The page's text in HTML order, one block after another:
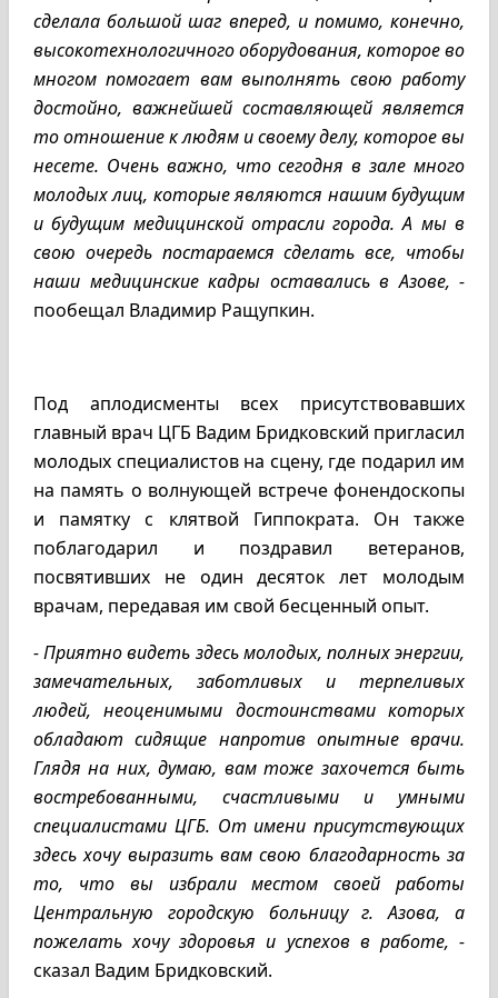
сделала большой шаг вперед, и помимо, конечно,
высокотехнологичного оборудования, которое во
многом помогает вам выполнять свою работу
достойно, важнейшей составляющей является
то отношение к людям и своему делу, которое вы
несете. Очень важно, что сегодня в зале много
молодых лиц, которые являются нашим будущим
и будущим медицинской отрасли города. А мы в
свою очередь постараемся сделать все, чтобы
наши медицинские кадры оставались в Азове, -
пообещал Владимир Ращупкин.
Под аплодисменты всех присутствовавших
главный врач ЦГБ Вадим Бридковский пригласил
молодых специалистов на сцену, где подарил им
на память о волнующей встрече фонендоскопы
и памятку с клятвой Гиппократа. Он также
поблагодарил и поздравил ветеранов,
посвятивших не один десяток лет молодым
врачам, передавая им свой бесценный опыт.
- Приятно видеть здесь молодых, полных энергии,
замечательных, заботливых и терпеливых
людей, неоценимыми достоинствами которых
обладают сидящие напротив опытные врачи.
Глядя на них, думаю, вам тоже захочется быть
востребованными, счастливыми и умными
специалистами ЦГБ. От имени присутствующих
здесь хочу выразить вам свою благодарность за
то, что вы избрали местом своей работы
Центральную городскую больницу г. Азова, а
пожелать хочу здоровья и успехов в работе, -
сказал Вадим Бридковский.